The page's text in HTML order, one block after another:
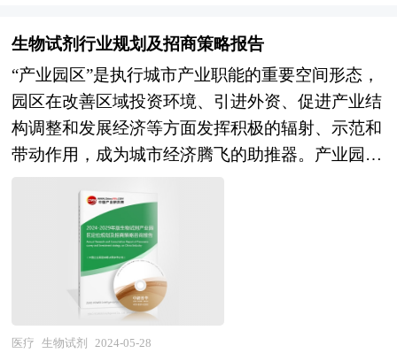
压力。 本研究咨询报告由中研普华咨询公司领衔
撰写，在大量周密的市场调研基础上，主要依据了
国家统计局、国家商务部、国家发改委、国家经济
信息中心、国务院发展研究中心、全国商业信息中
心、中国经济景气监测中心、中国行业研究网、全
国及海外多种相关报刊杂志的基础信息等公布和提
供的大量资料，对国际、国内医疗机器人行业市场
发展状况、关联行业发展状况、行业竞争状况、优
势企业发展状况、消费现状以及行业营销进行了深
入的分析，在总结中国医疗机器人行业发展历程的
基础上，结合新时期的各方面因素，对中国医疗机
器人行业的发展趋势给予了细致和审慎的预测论
效依据，并能大大节省医疗费用，已成为医疗决策
司领衔撰写，在大量周密的市场调研基础上，主要
依据了国家统计局、国家商务部、国家发改委、国
家经济信息中心、国务院发展研究中心、国家海关
总署、全国商业信息中心、中国经济景气监测中
心、中国行业研究网、国内外相关报刊杂志的基础
信息、行业研究单位等公布和提供的大量资料以及
对行业内企业调研访察所获得的大量第一手数据，
对我国体外诊断行业的发展状况、供需状况、竞争
格局、赢利水平、发展趋势等进行了分析。报告重
点分析了体外诊断企业的研发、产销、战略、经营
状况等。报告还对体外诊断市场风险进行了预测，
生物试剂行业规划及招商策略报告
“产业园区”是执行城市产业职能的重要空间形态，
园区在改善区域投资环境、引进外资、促进产业结
构调整和发展经济等方面发挥积极的辐射、示范和
带动作用，成为城市经济腾飞的助推器。产业园区
是区域经济发展、产业调整和升级的重要空间聚集
形式，担负着聚集创新资源、培育新兴产业、推动
城市化建设等一系列的重要使命。园区的具体形式
多种多样，主要包括高新区、开发区、科技园、工
业区、产业基地、特色产业园等以及近来各地陆续
提出的产业新城、科技新城等。 产业园区作为产
业集群的要载体和组成部分，现在园区经济效应已
医疗 生物试剂 2024-05-28